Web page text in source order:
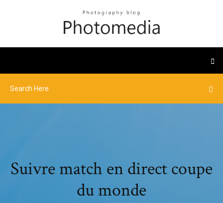
Suivre match en direct coupe
du monde